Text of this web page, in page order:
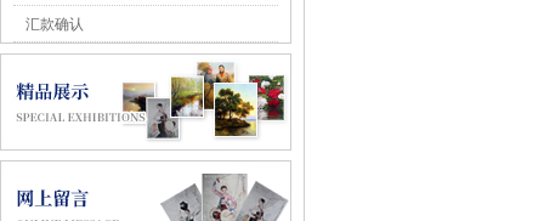
汇款确认